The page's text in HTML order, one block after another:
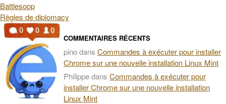
Battlesoop
Règles de diplomacy
COMMENTAIRES RÉCENTS
pinodans Commandes à exécuter pour installer
Chrome sur une nouvelle installation Linux Mint
Philippedans Commandes à exécuter pour
installer Chrome sur une nouvelle installation
Linux Mint